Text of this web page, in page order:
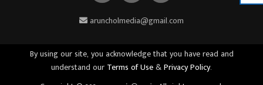
aruncholmedia@gmail.com
By using our site, you acknowledge that you have read and
understand our Terms of Use&Privacy Policy.